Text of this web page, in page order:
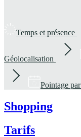
Temps et présence
Géolocalisation
Pointage
Shopping
Tarifs